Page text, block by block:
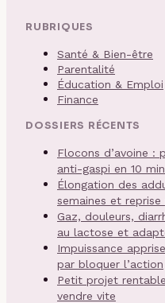
RUBRIQUES
Santé & Bien-être
Parentalité
Éducation & Emploi
Finance
DOSSIERS RÉCENTS
Flocons d’avoine :
anti-gaspi en 10
Élongation des
semaines et reprise
Gaz, douleurs,
au lactose et
Impuissance
par bloquer l’action
Petit projet
vendre vite